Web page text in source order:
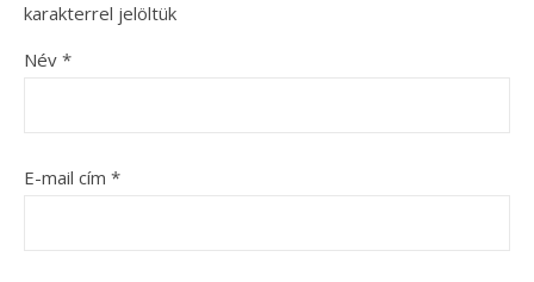
karakterrel jelöltük
Név *
E-mail cím *